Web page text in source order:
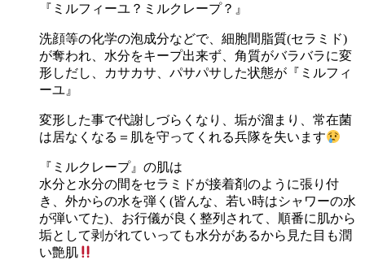
『ミルフィーユ？ミルクレープ？』
洗顔等の化学の泡成分などで、細胞間脂質(セラミド)
が奪われ、水分をキープ出来ず、角質がバラバラに変
形しだし、カサカサ、パサパサした状態が『ミルフィ
ーユ』
変形した事で代謝しづらくなり、垢が溜まり、常在菌
は居なくなる＝肌を守ってくれる兵隊を失います
『ミルクレープ』の肌は
水分と水分の間をセラミドが接着剤のように張り付
き、外からの水を弾く(皆んな、若い時はシャワーの水
が弾いてた)、お行儀が良く整列されて、順番に肌から
垢として剥がれていっても水分があるから見た目も潤
い艶肌